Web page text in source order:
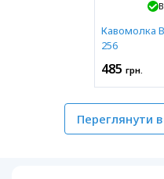
Кавомолка
256
485 грн.
Переглянути